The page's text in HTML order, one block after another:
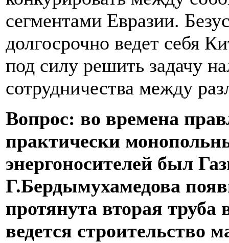
сегментами Евразии.
долгосрочно ведет себя
под силу решить задачу
сотрудничества между
Вопрос: во времена
практически
энергоносителей был
Г.Бердымухамедова
протянута вторая
ведется строительство